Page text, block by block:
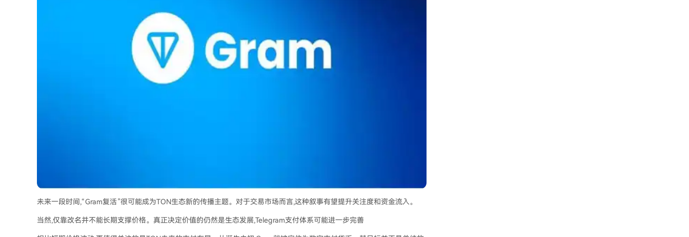
未来一段时间,“Gram复活”很可能成为TON生态新的传播主题。对于交易市场而言,这种叙事有望提升关注度和资金流入。
当然,仅靠改名并不能长期支撑价格。真正决定价值的仍然是生态发展,Telegram支付体系可能进一步完善